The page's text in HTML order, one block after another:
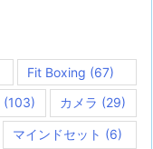
Fit Boxing (67)
(103) カメラ (29)
マインドセット (6)